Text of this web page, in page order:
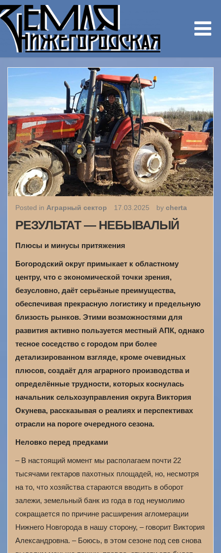
Posted in Аграрный сектор 17.03.2025 by cherta
РЕЗУЛЬТАТ — НЕБЫВАЛЫЙ
Плюсы и минусы притяжения
Богородский округ примыкает к областному
центру, что с экономической точки зрения,
безусловно, даёт серьёзные преимущества,
обеспечивая прекрасную логистику и предельную
близость рынков. Этими возможностями для
развития активно пользуется местный АПК, однако
тесное соседство с городом при более
детализированном взгляде, кроме очевидных
плюсов, создаёт для аграрного производства и
определённые трудности, которых коснулась
начальник сельхозуправления округа Виктория
Окунева, рассказывая о реалиях и перспективах
отрасли на пороге очередного сезона.
Неловко перед предками
– В настоящий момент мы располагаем почти 22
тысячами гектаров пахотных площадей, но, несмотря
на то, что хозяйства стараются вводить в оборот
залежи, земельный банк из года в год неумолимо
сокращается по причине расширения агломерации
Нижнего Новгорода в нашу сторону, – говорит Виктория
Александровна. – Боюсь, в этом сезоне под сев снова